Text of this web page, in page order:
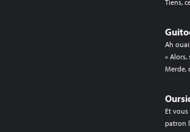
Tiens,
Ah
« Alors,
Merde,
Et
patron